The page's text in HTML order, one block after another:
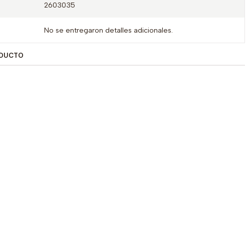
2603035
No se entregaron detalles adicionales.